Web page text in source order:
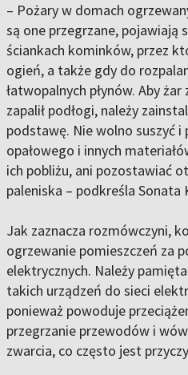
– Pożary w domach
są one przegrzane, pojawiają
ściankach kominków, przez
ogień, a także gdy do
łatwopalnych płynów. Aby
zapalił podłogi, należy
podstawę. Nie wolno suszyć i
opałowego i innych
ich pobliżu, ani pozostawiać
paleniska – podkreśla Sonata
Jak zaznacza rozmówczyni,
ogrzewanie pomieszczeń za
elektrycznych. Należy
takich urządzeń do sieci
ponieważ powoduje
przegrzanie przewodów i
zwarcia, co często jest